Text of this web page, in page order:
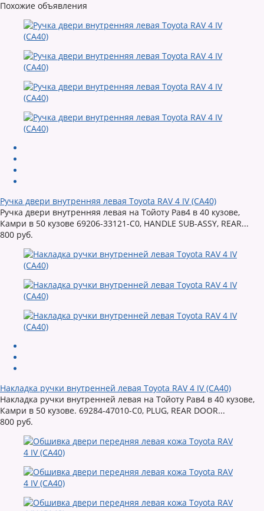
Похожие объявления
Ручка двери внутренняя левая Toyota RAV 4 IV (CA40)
Ручка двери внутренняя левая на Тойоту Рав4 в 40 кузове,
Камри в 50 кузове 69206-33121-C0, HANDLE SUB-ASSY, REAR...
800 руб.
Накладка ручки внутренней левая Toyota RAV 4 IV (CA40)
Накладка ручки внутренней левая на Тойоту Рав4 в 40 кузове,
Камри в 50 кузове. 69284-47010-C0, PLUG, REAR DOOR...
800 руб.